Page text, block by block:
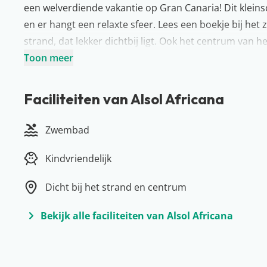
een welverdiende vakantie op Gran Canaria! Dit
en er hangt een relaxte sfeer. Lees een boekje bij
strand, dat lekker dichtbij ligt. Ook het centrum van
meter. Dus waar wacht je nog op? Op naar Gran
Goudgele stranden, prachtige plaatsen en een heel
van het Canarische eiland Gran Canaria! Van lekker
hoofdstad Las Palmas: er is hier altijd iets te beleven.
Meloneras, Puerto Rico en Maspalomas. Ga je een
beroemde aardappeltjes met Mojo saus te bestellen.
Toon meer
Faciliteiten van Alsol Africana
Zwembad
Kindvriendelijk
Dicht bij het strand en centrum
Bekijk alle faciliteiten van Alsol Africana